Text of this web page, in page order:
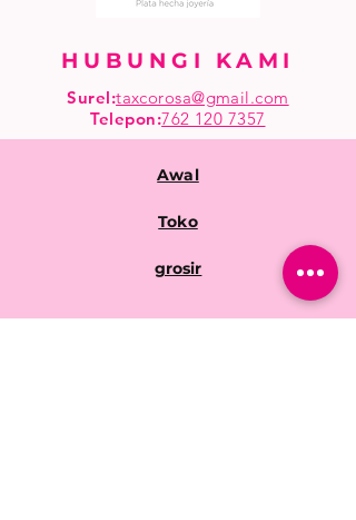
HUBUNGI KAMI
Surel:taxcorosa@gmail.com
Telepon:762 120 7357
Awal
Toko
grosir